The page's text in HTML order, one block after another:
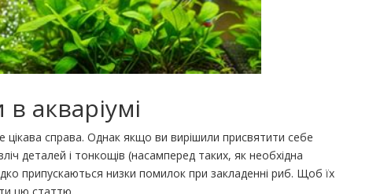
акваріумі
справа. Однак якщо ви вирішили присвятити себе
деталей і тонкощів (насамперед таких, як необхідна
припускаються низки помилок при закладенні риб. Щоб їх